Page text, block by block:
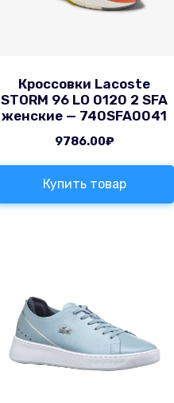
Кроссовки Lacoste
STORM 96 LO 0120 2 SFA
женские — 740SFA0041
9786.00₽
Купить товар